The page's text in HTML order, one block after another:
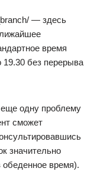
— здесь
время
без перерыва
одну проблему
сможет
значительно
обеденное время).